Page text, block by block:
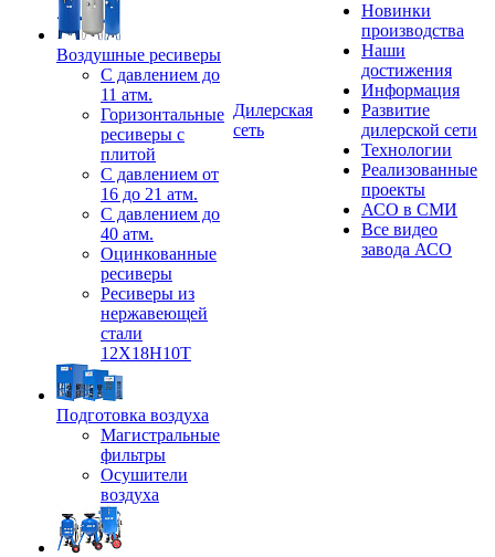
Воздушные ресиверы
С давлением до
11 атм.
Горизонтальные
ресиверы с
плитой
С давлением от
16 до 21 атм.
С давлением до
40 атм.
Оцинкованные
ресиверы
Ресиверы из
нержавеющей
стали
12Х18Н10Т
Подготовка воздуха
Магистральные
фильтры
Осушители
воздуха
Дилерская
сеть
Новинки
производства
Наши
достижения
Информация
Развитие
дилерской сети
Технологии
Реализованные
проекты
АСО в СМИ
Все видео
завода АСО